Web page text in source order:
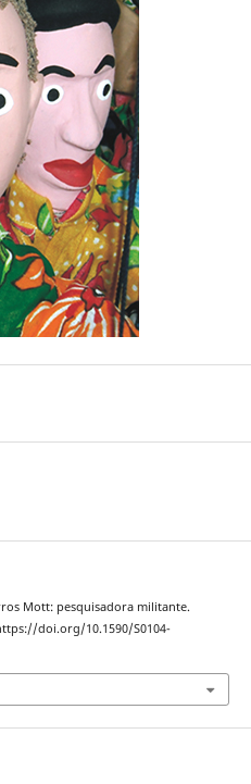
Mott: pesquisadora militante.
doi.org/10.1590/S0104-